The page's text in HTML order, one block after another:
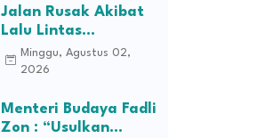
Jalan Rusak Akibat
Lalu Lintas
Kendaraan
Perusahaan,
Desa Kec Tebo Ilir
Bakal Blokade Jalan
Minggu, Agustus 02,
2026
Menteri Budaya Fadli
Zon : “Usulkan